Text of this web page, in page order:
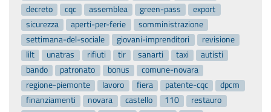
decreto
cqc assemblea green-pass
export
sicurezza
aperti-per-ferie
somministrazione
settimana-del-sociale
giovani-imprenditori
revisione
lilt
unatras rifiuti tir sanarti taxi
autisti
bando
patronato bonus
comune-novara
regione-piemonte
lavoro fiera patente-cqc
dpcm
finanziamenti
novara castello 110
restauro